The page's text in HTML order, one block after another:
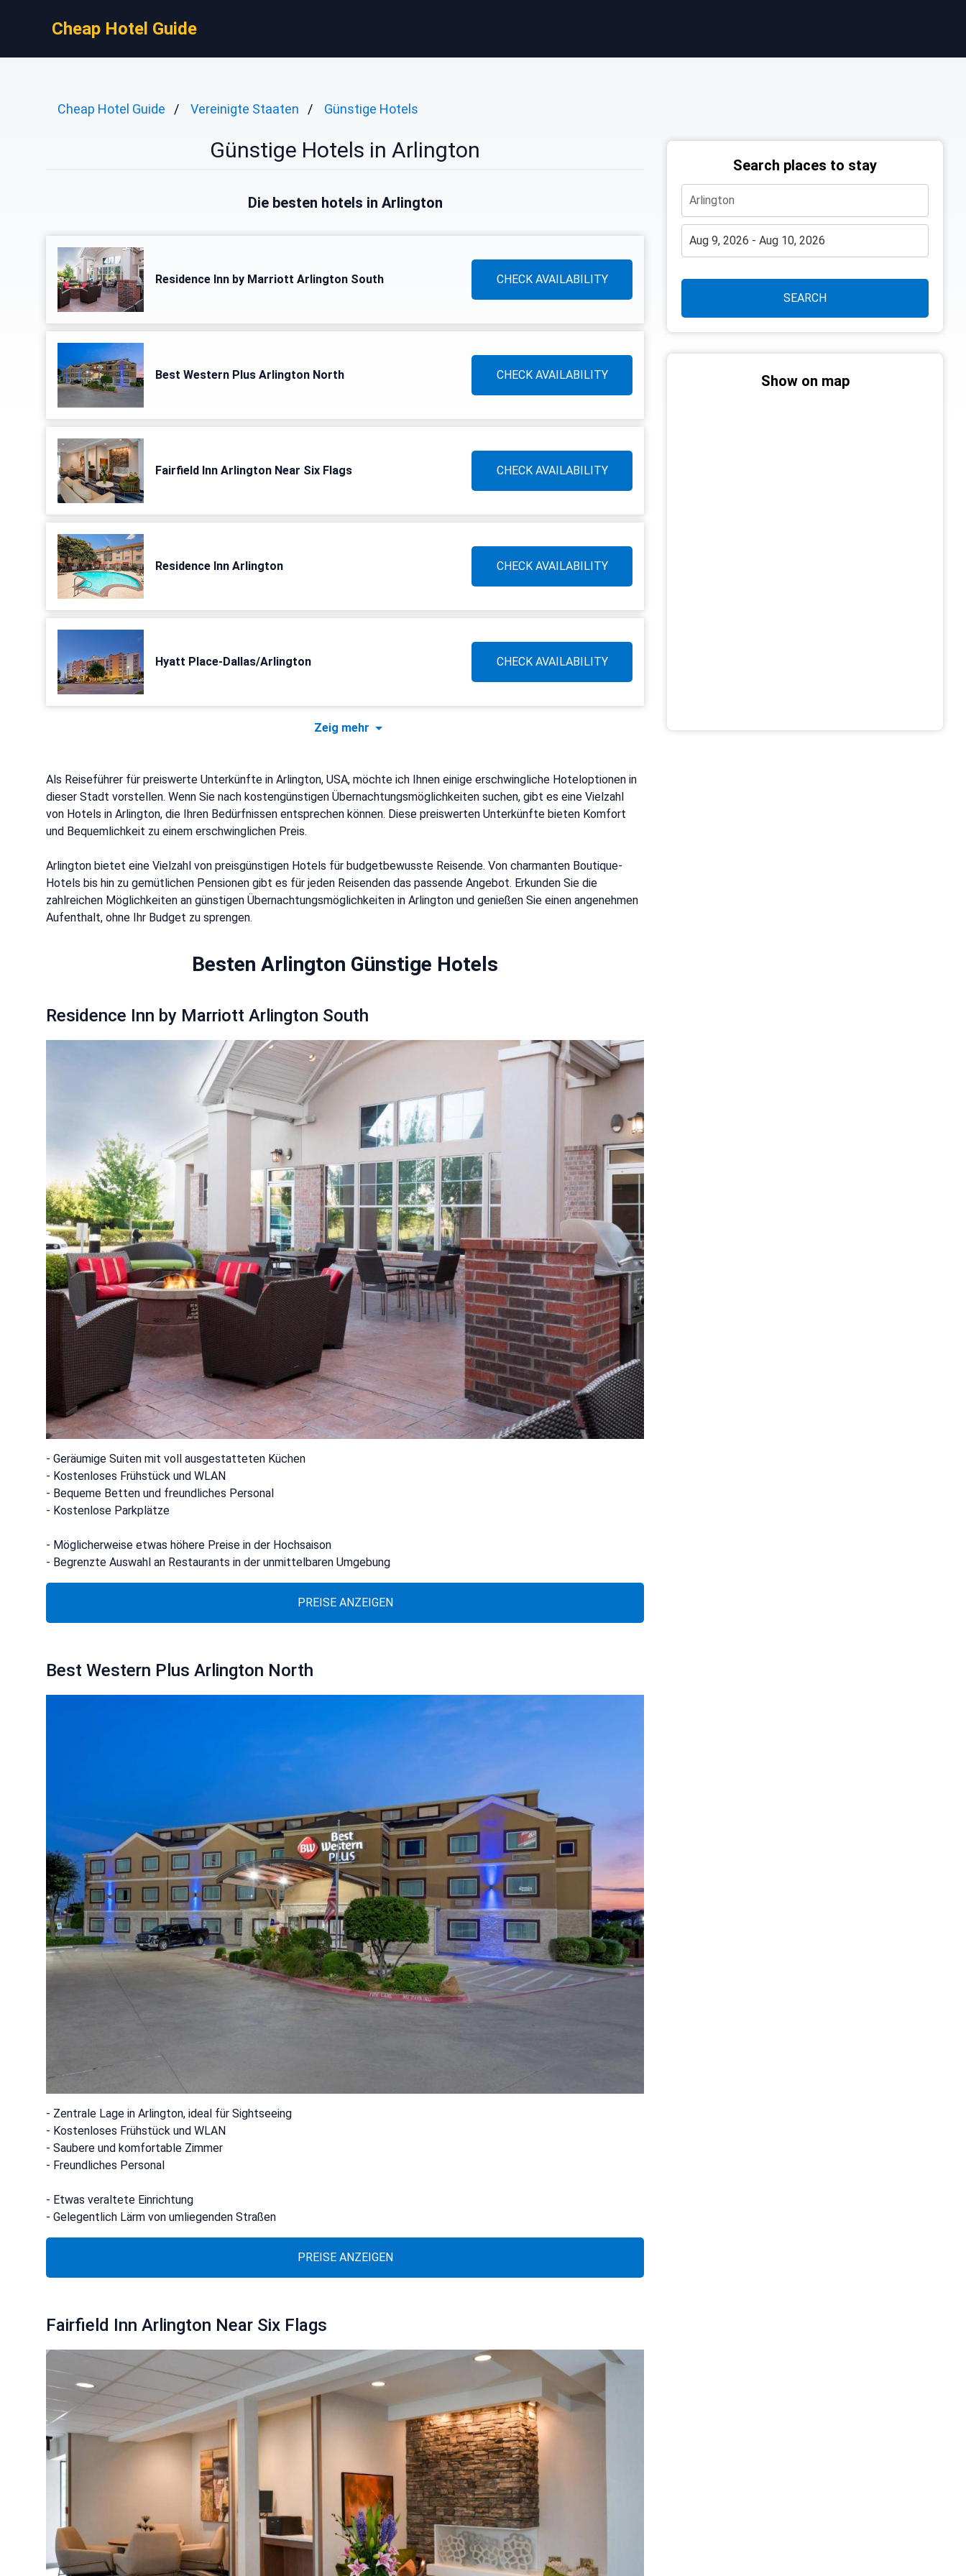
Cheap Hotel Guide
Cheap Hotel Guide Vereinigte Staaten Günstige Hotels
Günstige Hotels in Arlington
Die besten hotels in Arlington
Residence Inn by Marriott Arlington South CHECK AVAILABILITY
Best Western Plus Arlington North CHECK AVAILABILITY
Fairfield Inn Arlington Near Six Flags CHECK AVAILABILITY
Residence Inn Arlington CHECK AVAILABILITY
Hyatt Place-Dallas/Arlington CHECK AVAILABILITY
Zeig mehr
Als Reiseführer für preiswerte Unterkünfte in Arlington, USA, möchte ich Ihnen einige erschwingliche Hoteloptionen in
dieser Stadt vorstellen. Wenn Sie nach kostengünstigen Übernachtungsmöglichkeiten suchen, gibt es eine Vielzahl
von Hotels in Arlington, die Ihren Bedürfnissen entsprechen können. Diese preiswerten Unterkünfte bieten Komfort
und Bequemlichkeit zu einem erschwinglichen Preis.
Arlington bietet eine Vielzahl von preisgünstigen Hotels für budgetbewusste Reisende. Von charmanten Boutique-
Hotels bis hin zu gemütlichen Pensionen gibt es für jeden Reisenden das passende Angebot. Erkunden Sie die
zahlreichen Möglichkeiten an günstigen Übernachtungsmöglichkeiten in Arlington und genießen Sie einen angenehmen
Aufenthalt, ohne Ihr Budget zu sprengen.
Besten Arlington Günstige Hotels
Residence Inn by Marriott Arlington South
- Geräumige Suiten mit voll ausgestatteten Küchen
- Kostenloses Frühstück und WLAN
- Bequeme Betten und freundliches Personal
- Kostenlose Parkplätze
- Möglicherweise etwas höhere Preise in der Hochsaison
- Begrenzte Auswahl an Restaurants in der unmittelbaren Umgebung
PREISE ANZEIGEN
Best Western Plus Arlington North
- Zentrale Lage in Arlington, ideal für Sightseeing
- Kostenloses Frühstück und WLAN
- Saubere und komfortable Zimmer
- Freundliches Personal
- Etwas veraltete Einrichtung
- Gelegentlich Lärm von umliegenden Straßen
PREISE ANZEIGEN
Fairfield Inn Arlington Near Six Flags
Search places to stay
SEARCH
Show on map